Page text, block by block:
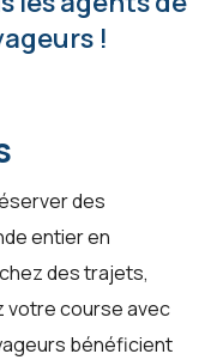
!
des
entier en
des trajets,
votre course avec
bénéficient